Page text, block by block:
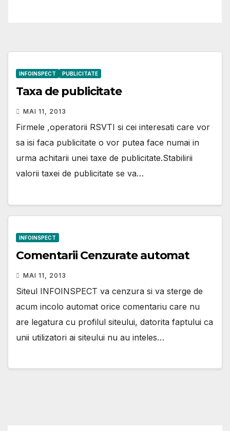
INFOINSPECT PUBLICITATE
Taxa de publicitate
MAI 11, 2013
Firmele ,operatorii RSVTI si cei interesati care vor
sa isi faca publicitate o vor putea face numai in
urma achitarii unei taxe de publicitate.Stabilirii
valorii taxei de publicitate se va…
INFOINSPECT
Comentarii Cenzurate automat
MAI 11, 2013
Siteul INFOINSPECT va cenzura si va sterge de
acum incolo automat orice comentariu care nu
are legatura cu profilul siteului, datorita faptului ca
unii utilizatori ai siteului nu au inteles…